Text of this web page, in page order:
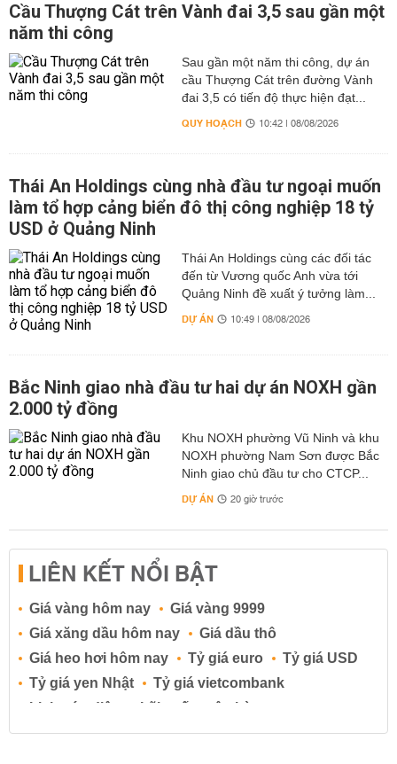
Cầu Thượng Cát trên Vành đai 3,5 sau gần một
năm thi công
Sau gần một năm thi công, dự án
cầu Thượng Cát trên đường Vành
đai 3,5 có tiến độ thực hiện đạt...
QUY HOẠCH 10:42 | 08/08/2026
Thái An Holdings cùng nhà đầu tư ngoại muốn
làm tổ hợp cảng biển đô thị công nghiệp 18 tỷ
USD ở Quảng Ninh
Thái An Holdings cùng các đối tác
đến từ Vương quốc Anh vừa tới
Quảng Ninh đề xuất ý tưởng làm...
DỰ ÁN 10:49 | 08/08/2026
Bắc Ninh giao nhà đầu tư hai dự án NOXH gần
2.000 tỷ đồng
Khu NOXH phường Vũ Ninh và khu
NOXH phường Nam Sơn được Bắc
Ninh giao chủ đầu tư cho CTCP...
DỰ ÁN 20 giờ trước
LIÊN KẾT NỔI BẬT
Giá vàng hôm nay
Giá vàng 9999
Giá xăng dầu hôm nay
Giá dầu thô
Giá heo hơi hôm nay
Tỷ giá euro
Tỷ giá USD
Tỷ giá yen Nhật
Tỷ giá vietcombank
Lịch cúp điện
Lãi suất ngân hàng
Lãi suất tiết kiệm
Lãi suất tiền gửi